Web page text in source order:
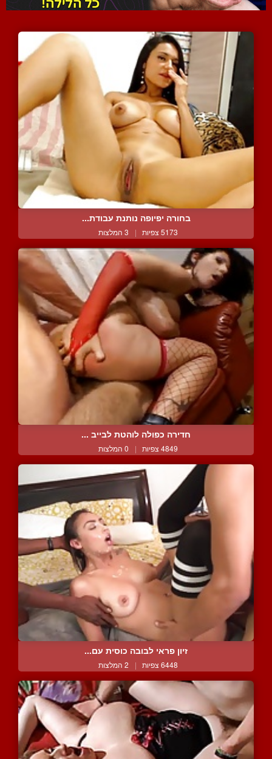
בחורה יפיופה נותנת עבודת...
5173 צפיות | 3 המלצות
חדירה כפולה לוהטת לבייב ...
4849 צפיות | 0 המלצות
זיון פראי לבובה כוסית עם...
6448 צפיות | 2 המלצות